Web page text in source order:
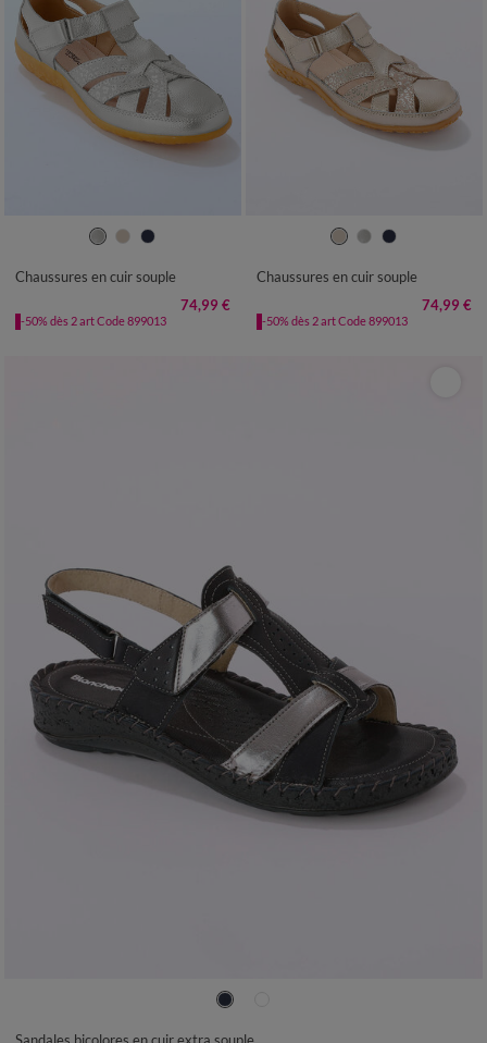
37 38 39
Chaussures en cuir souple
74,99 €
-50% dès 2 art Code 899013
37 38 39
Chaussures en cuir souple
74,99 €
-50% dès 2 art Code 899013
38
Sandales bicolores en cuir extra souple